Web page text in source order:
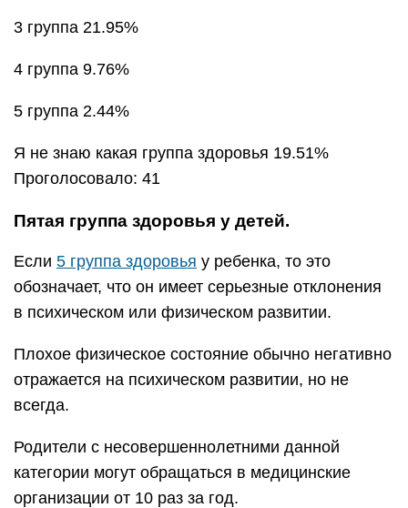
3 группа 21.95%
4 группа 9.76%
5 группа 2.44%
Я не знаю какая группа здоровья 19.51%
Проголосовало: 41
Пятая группа здоровья у детей.
Если 5 группа здоровья у ребенка, то это
обозначает, что он имеет серьезные отклонения
в психическом или физическом развитии.
Плохое физическое состояние обычно негативно
отражается на психическом развитии, но не
всегда.
Родители с несовершеннолетними данной
категории могут обращаться в медицинские
организации от 10 раз за год.